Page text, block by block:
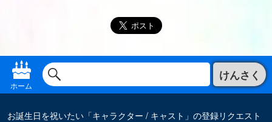
ホーム
けんさく
お誕生日を祝いたい「キャラクター / キャスト」の登録リクエスト